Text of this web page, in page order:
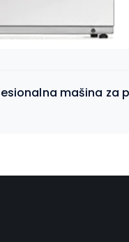
mašina za